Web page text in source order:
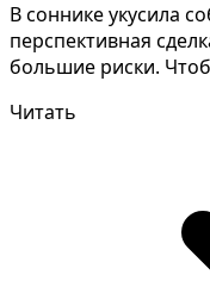
В соннике укусила
перспективная
большие риски.
Читать